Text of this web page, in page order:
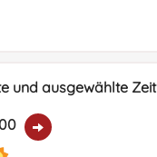
und ausgewählte Zeit